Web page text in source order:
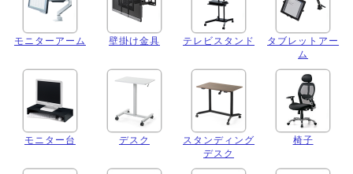
モニターアーム 壁掛け金具 テレビスタンド
タブレットアー
ム
モニター台 デスク
スタンディング
デスク
椅子